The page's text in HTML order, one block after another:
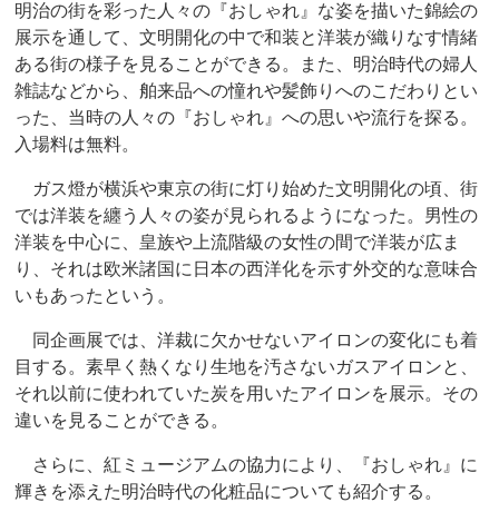
明治の街を彩った人々の『おしゃれ』な姿を描いた錦絵の
展示を通して、文明開化の中で和装と洋装が織りなす情緒
ある街の様子を見ることができる。また、明治時代の婦人
雑誌などから、舶来品への憧れや髪飾りへのこだわりとい
った、当時の人々の『おしゃれ』への思いや流行を探る。
入場料は無料。
ガス燈が横浜や東京の街に灯り始めた文明開化の頃、街
では洋装を纏う人々の姿が見られるようになった。男性の
洋装を中心に、皇族や上流階級の女性の間で洋装が広ま
り、それは欧米諸国に日本の西洋化を示す外交的な意味合
いもあったという。
同企画展では、洋裁に欠かせないアイロンの変化にも着
目する。素早く熱くなり生地を汚さないガスアイロンと、
それ以前に使われていた炭を用いたアイロンを展示。その
違いを見ることができる。
さらに、紅ミュージアムの協力により、『おしゃれ』に
輝きを添えた明治時代の化粧品についても紹介する。